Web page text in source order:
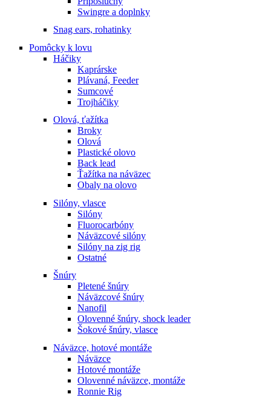
Swingre a doplnky
Snag ears, rohatinky
Pomôcky k lovu
Háčiky
Kaprárske
Plávaná, Feeder
Sumcové
Trojháčiky
Olová, ťažítka
Broky
Olová
Plastické olovo
Back lead
Ťažítka na náväzec
Obaly na olovo
Silóny, vlasce
Silóny
Fluorocarbóny
Náväzcové silóny
Silóny na zig rig
Ostatné
Šnúry
Pletené šnúry
Náväzcové šnúry
Nanofil
Olovenné šnúry, shock leader
Šokové šnúry, vlasce
Náväzce, hotové montáže
Náväzce
Hotové montáže
Olovenné náväzce, montáže
Ronnie Rig